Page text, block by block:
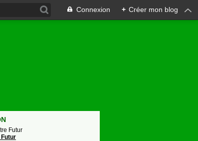
Connexion + Créer mon blog
Futur